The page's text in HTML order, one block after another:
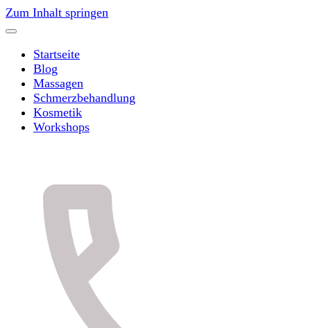
Zum Inhalt springen
Startseite
Blog
Massagen
Schmerzbehandlung
Kosmetik
Workshops